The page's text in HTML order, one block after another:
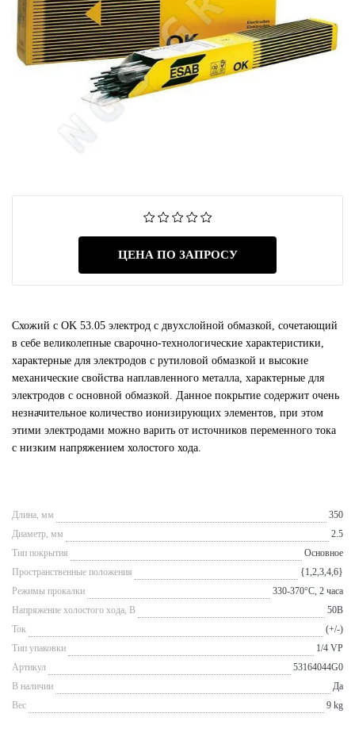
ЦЕНА ПО ЗАПРОСУ
Схожий с OK 53.05 электрод с двухслойной обмазкой, сочетающий
в себе великолепные сварочно-технологические характеристики,
характерные для электродов с рутиловой обмазкой и высокие
механические свойства наплавленного металла, характерные для
электродов с основной обмазкой. Данное покрытие содержит очень
незначительное количество ионизирующих элементов, при этом
этими электродами можно варить от источников переменного тока
с низким напряжением холостого хода.
Длина, мм
350
Диаметр, мм
2.5
Тип покрытия
Основное
Пространственные положения
{1,2,3,4,6}
Режимы прокалки
330-370°С, 2 часа
Напряжение холостого хода, В
50В
Ток
(+/-)
Тип упаковки
1/4 VP
Артикул
53164044G0
В наличии
Да
Вес
9 kg